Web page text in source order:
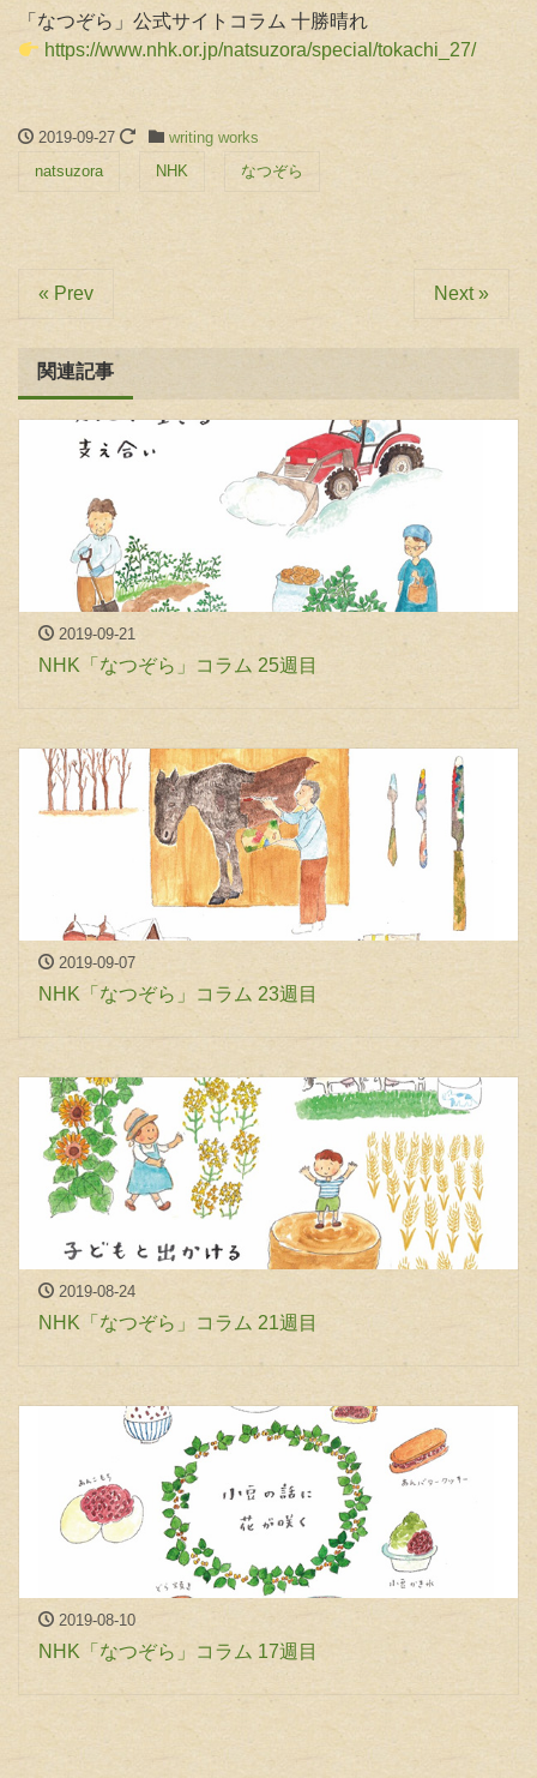
「なつぞら」公式サイトコラム 十勝晴れ
https://www.nhk.or.jp/natsuzora/special/tokachi_27/
2019-09-27
writing works
natsuzora
NHK なつぞら
« Prev Next »
関連記事
2019-09-21
NHK「なつぞら」コラム 25週目
2019-09-07
NHK「なつぞら」コラム 23週目
2019-08-24
NHK「なつぞら」コラム 21週目
2019-08-10
NHK「なつぞら」コラム 17週目